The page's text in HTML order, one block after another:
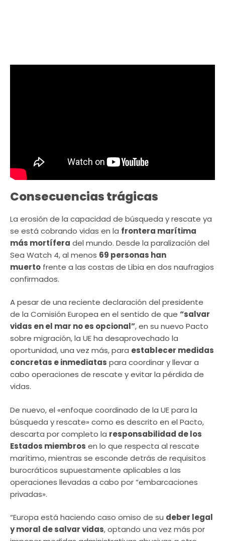
Consecuencias trágicas
La erosión de la capacidad de búsqueda y rescate ya
se está cobrando vidas en la frontera marítima
más mortífera del mundo. Desde la paralización del
Sea Watch 4, al menos 69 personas han
muerto frente a las costas de Libia en dos naufragios
confirmados.
A pesar de una reciente declaración del presidente
de la Comisión Europea en el sentido de que “salvar
vidas en el mar no es opcional”, en su nuevo Pacto
sobre migración, la UE ha desaprovechado la
oportunidad, una vez más, para establecer medidas
concretas e inmediatas para coordinar y llevar a
cabo operaciones de rescate y evitar la pérdida de
vidas.
De nuevo, el «enfoque coordinado de la UE para la
búsqueda y rescate» como es descrito en el Pacto,
descarta por completo la responsabilidad de los
Estados miembros en lo que respecta al rescate
marítimo, mientras se esconde detrás de requisitos
burocráticos supuestamente aplicables a las
operaciones llevadas a cabo por “embarcaciones
privadas».
“Europa está haciendo caso omiso de su deber legal
y moral de salvar vidas, optando una vez más por